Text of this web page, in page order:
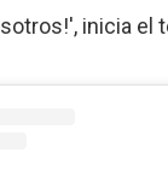
inicia el